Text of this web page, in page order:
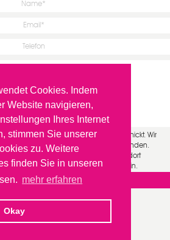
Cookies. Indem
Website navigieren,
Ihres Internet
stimmen Sie unserer
zu. Weitere
finden Sie in unseren
mehr erfahren
Okay
per https an unseren Server geschickt. Wir
zur Beantwortung Ihrer Anfrage verwenden.
und willige in die dort
meiner personenbezogenen Daten ein.